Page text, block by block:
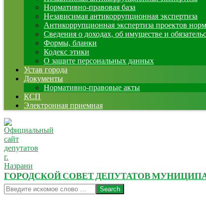
Нормативно-правовая база
Независимая антикоррупционная экспертиза
Антикоррупционная экспертиза проектов
Сведения о доходах, об имуществе и
Формы, бланки
Кодекс этики
О защите персональных данных
Устав города
Документы
Нормативно-правовые акты
КСП
Электронная приемная
ГОРОДСКОЙ СОВЕТ ДЕПУТАТОВ
Search